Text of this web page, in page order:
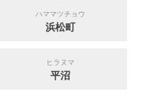
ハママツチョウ
浜松町
ヒラヌマ
平沼